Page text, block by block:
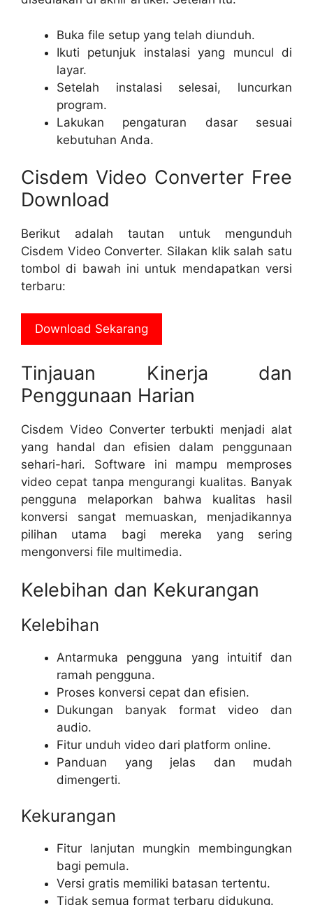
Buka file setup yang telah diunduh.
Ikuti petunjuk instalasi yang muncul di
layar.
Setelah instalasi selesai, luncurkan
program.
Lakukan pengaturan dasar sesuai
kebutuhan Anda.
Cisdem Video Converter Free
Download
Berikut adalah tautan untuk mengunduh
Cisdem Video Converter. Silakan klik salah satu
tombol di bawah ini untuk mendapatkan versi
terbaru:
Download Sekarang
Tinjauan Kinerja dan
Penggunaan Harian
Cisdem Video Converter terbukti menjadi alat
yang handal dan efisien dalam penggunaan
sehari-hari. Software ini mampu memproses
video cepat tanpa mengurangi kualitas. Banyak
pengguna melaporkan bahwa kualitas hasil
konversi sangat memuaskan, menjadikannya
pilihan utama bagi mereka yang sering
mengonversi file multimedia.
Kelebihan dan Kekurangan
Kelebihan
Antarmuka pengguna yang intuitif dan
ramah pengguna.
Proses konversi cepat dan efisien.
Dukungan banyak format video dan
audio.
Fitur unduh video dari platform online.
Panduan yang jelas dan mudah
dimengerti.
Kekurangan
Fitur lanjutan mungkin membingungkan
bagi pemula.
Versi gratis memiliki batasan tertentu.
Tidak semua format terbaru didukung.